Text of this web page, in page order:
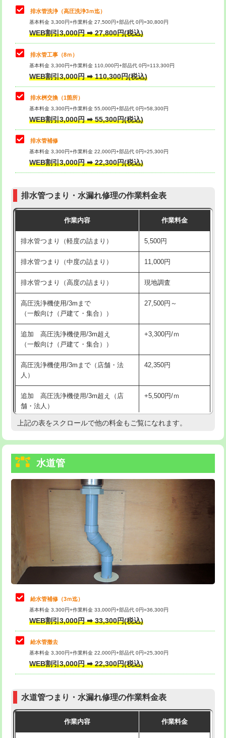
排水管工事（追加 排水管工事/3ｍ超
え）
マス交換（土の掘削・埋め戻し作業）
マス交換（深さ50㎝未満）
マス交換（深さ50㎝以上） 66,000円
コンクリート斫り（厚さ10㎝まで）
コンクリート斫り（厚さ10㎝超え）
モルタル補修（厚さ10㎝まで）
モルタル補修（厚さ10㎝超え）
追加人工 16,500円
現場見積
※給水管工事は20mmまでの価格です。
理・調整・分解・加工など（中作業）
止水・漏水調査・防水処理・清掃・修
理・調整・分解・加工など（重作業）
33,000円
その他部品の脱着
交換・取付（タンク） 22,000円+材料費
交換・取付(単水栓（壁付・デッキ
式）)
交換・取付(混合水栓（壁付・デッキ
式・ワンホール）)
16,500円+材料費
交換・取付(排水栓・排水トラップ
交換・取付（その他部品） 11,000円+材料費
持込商品取付（単水栓） 13,200円
持込商品取付（混合水栓） 16,500円
持込商品取付（浄水器・分岐水栓） 16,500円
給水管工事※（ホール加工) 16,500円
給水管工事※（バンド止め) 3,300円
給水管工事※（支持金具設置)
給水管工事※（保温材使用（バンド止
め込み）)
5,500円
給水管工事※（土の掘削・埋め戻し作
業)
11,000円
給水管工事※（塩ビ管（VP・HI）使
用/3ｍまで)
33,000円
給水管工事※（塩ビ管（VP・HI）使
+8,800円
給水管工事※（ライニング鋼管・銅
管・ポリ管・HT管使用/3ｍまで)
給水管工事※（ライニング鋼管・銅
管・ポリ管・HT管使用/3ｍ超え)
排水管工事（土の掘削・埋め戻し作
11,000円~
排水管工事（排水管工事/3ｍまで） 55,000円
排水管工事（追加 排水管工事/3ｍ超
マス交換（土の掘削・埋め戻し作業）
マス交換（深さ50㎝未満）
マス交換（深さ50㎝以上）
コンクリート斫り（厚さ10㎝まで）
モルタル補修（厚さ10㎝超え） 38,500円
排水管洗浄（高圧洗浄3ｍ迄）
基本料金 3,300円+作業料金 27,500円+部品代 0円=30,800円
WEB割引3,000円 ➡ 27,800円(税込)
排水管工事（8ｍ）
基本料金 3,300円+作業料金 110,000円+部品代 0円=113,300円
WEB割引3,000円 ➡ 110,300円(税込)
排水桝交換（1箇所）
基本料金 3,300円+作業料金 55,000円+部品代 0円=58,300円
WEB割引3,000円 ➡ 55,300円(税込)
排水管補修
基本料金 3,300円+作業料金 22,000円+部品代 0円=25,300円
WEB割引3,000円 ➡ 22,300円(税込)
排水管つまり・水漏れ修理の作業料金表
作業内容 作業料金
排水管つまり（軽度の詰まり） 5,500円
排水管つまり（中度の詰まり） 11,000円
排水管つまり（高度の詰まり） 現地調査
高圧洗浄機使用/3mまで
（一般向け（戸建て・集合））
27,500円～
追加 高圧洗浄機使用/3m超え
（一般向け（戸建て・集合））
+3,300円/ｍ
高圧洗浄機使用/3mまで（店舗・法
人）
42,350円
追加 高圧洗浄機使用/3m超え（店
舗・法人）
+5,500円/ｍ
高度高圧洗浄換 現地調査
トーラー機使用/3mまで
追加トーラー機使用/3m超え
33,000円
8,800円
止水・漏水調査・防水処理・清掃・修
理・調整・分解・加工など（軽作業）
11,000円
止水・漏水調査・防水処理・清掃・修
理・調整・分解・加工など（中作業）
止水・漏水調査・防水処理・清掃・修
理・調整・分解・加工など（重作業）
33,000円
その他部品の脱着
交換・取付（タンク）
式）)
式・ワンホール）)
上記の表をスクロールで他の料金もご覧になれます。
水道管
給水管補修（3ｍ迄）
基本料金 3,300円+作業料金 33,000円+部品代 0円=36,300円
WEB割引3,000円 ➡ 33,300円(税込)
給水管撤去
基本料金 3,300円+作業料金 22,000円+部品代 0円=25,300円
WEB割引3,000円 ➡ 22,300円(税込)
水道管つまり・水漏れ修理の作業料金表
作業内容 作業料金